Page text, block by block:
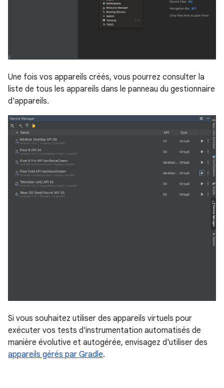
Une fois vos appareils créés, vous pourrez consulter la
liste de tous les appareils dans le panneau du gestionnaire
d'appareils.
Si vous souhaitez utiliser des appareils virtuels pour
exécuter vos tests d'instrumentation automatisés de
manière évolutive et autogérée, envisagez d'utiliser des
appareils gérés par Gradle.